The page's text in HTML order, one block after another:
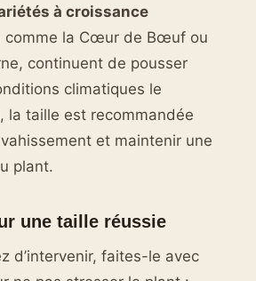
à croissance
comme la Cœur de Bœuf ou
continuent de pousser
climatiques le
la taille est recommandée
et maintenir une
plant.
une taille réussie
d’intervenir, faites-le avec